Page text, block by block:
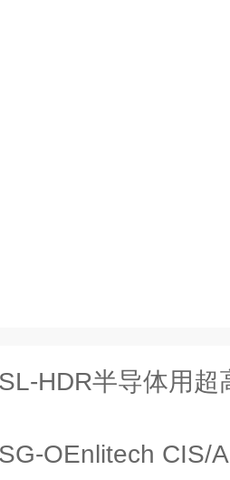
SL-HDR半导体用超
SG-OEnlitech CIS/